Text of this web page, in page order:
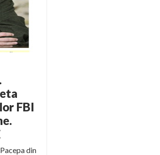
FBI
din